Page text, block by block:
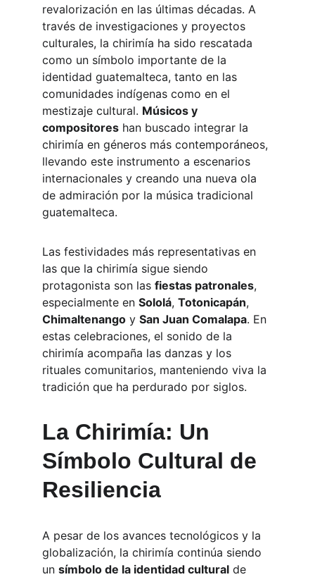
revalorización en las últimas décadas. A
través de investigaciones y proyectos
culturales, la chirimía ha sido rescatada
como un símbolo importante de la
identidad guatemalteca, tanto en las
comunidades indígenas como en el
mestizaje cultural. Músicos y
compositores han buscado integrar la
chirimía en géneros más contemporáneos,
llevando este instrumento a escenarios
internacionales y creando una nueva ola
de admiración por la música tradicional
guatemalteca.
Las festividades más representativas en
las que la chirimía sigue siendo
protagonista son las fiestas patronales,
especialmente en Sololá, Totonicapán,
Chimaltenango y San Juan Comalapa. En
estas celebraciones, el sonido de la
chirimía acompaña las danzas y los
rituales comunitarios, manteniendo viva la
tradición que ha perdurado por siglos.
La Chirimía: Un
Símbolo Cultural de
Resiliencia
A pesar de los avances tecnológicos y la
globalización, la chirimía continúa siendo
un símbolo de la identidad cultural de